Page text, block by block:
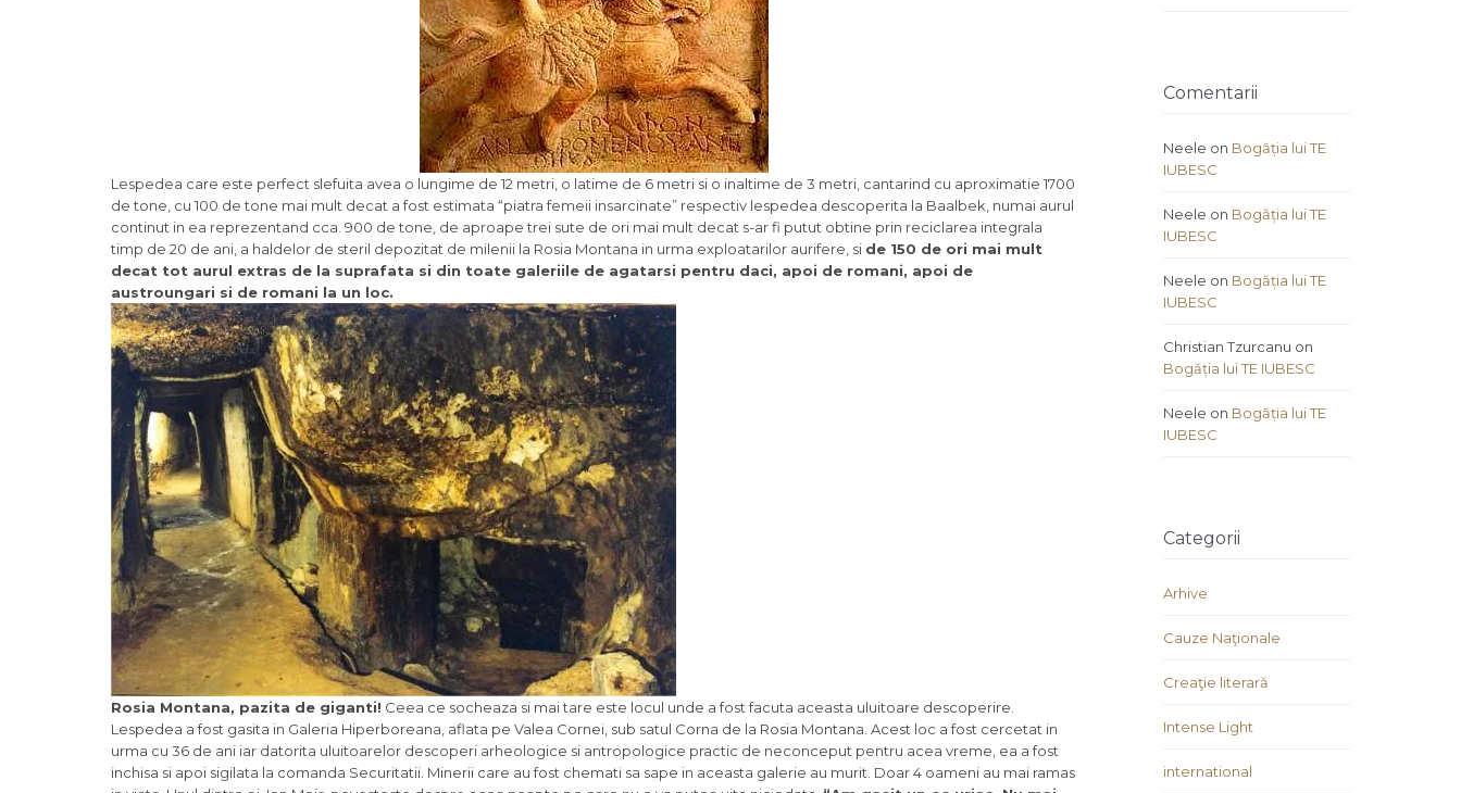
Lespedea care este perfect slefuita avea o lungime de 12 metri, o latime de 6 metri si o inaltime de 3 metri, cantarind cu aproximatie 1700
de tone, cu 100 de tone mai mult decat a fost estimata “piatra femeii insarcinate” respectiv lespedea descoperita la Baalbek, numai aurul
continut in ea reprezentand cca. 900 de tone, de aproape trei sute de ori mai mult decat s-ar fi putut obtine prin reciclarea integrala
timp de 20 de ani, a haldelor de steril depozitat de milenii la Rosia Montana in urma exploatarilor aurifere, si de 150 de ori mai mult
decat tot aurul extras de la suprafata si din toate galeriile de agatarsi pentru daci, apoi de romani, apoi de
austroungari si de romani la un loc.
Rosia Montana, pazita de giganti! Ceea ce socheaza si mai tare este locul unde a fost facuta aceasta uluitoare descoperire.
Lespedea a fost gasita in Galeria Hiperboreana, aflata pe Valea Cornei, sub satul Corna de la Rosia Montana. Acest loc a fost cercetat in
urma cu 36 de ani iar datorita uluitoarelor descoperi arheologice si antropologice practic de neconceput pentru acea vreme, ea a fost
inchisa si apoi sigilata la comanda Securitatii. Minerii care au fost chemati sa sape in aceasta galerie au murit. Doar 4 oameni au mai ramas
Comentarii
Neele on Bogăția lui TE
IUBESC
Neele on Bogăția lui TE
IUBESC
Neele on Bogăția lui TE
IUBESC
Christian Tzurcanu on
Bogăția lui TE IUBESC
Neele on Bogăția lui TE
IUBESC
Categorii
Arhive
Cauze Naţionale
Creaţie literară
Intense Light
international